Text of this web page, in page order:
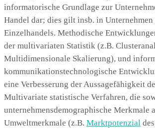
informatorische Grundlage zur
Handel dar; dies gilt insb. in Unternehmen
Einzelhandels. Methodische
der multivariaten Statistik (z.B.
Multidimensionale Skalierung), und
kommunikationstechnologische
eine Verbesserung der Aussagefähigkeit
Multivariate statistische Verfahren, die
unternehmensdemographische Merkmale
Umweltmerkmale (z.B. Marktpotenzial des